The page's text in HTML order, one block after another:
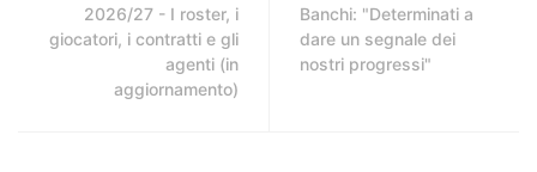
2026/27 - I roster, i
giocatori, i contratti e gli
agenti (in
aggiornamento)
Banchi: "Determinati a
dare un segnale dei
nostri progressi"